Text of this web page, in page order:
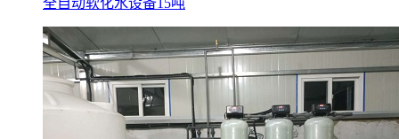
全自动软化水设备15吨